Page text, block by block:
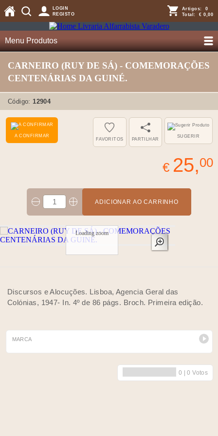
LOGIN
REGISTO
Artigos: 0
Total: € 0,00
Menu Produtos
CARNEIRO (RUY DE SÁ) - COMEMORAÇÕES
CENTENÁRIAS DA GUINÉ.
Código:12904
A CONFIRMAR SUGERIR
PARTILHAR
FAVORITOS
€ 25,00
ADICIONAR AO CARRINHO
Loading zoom
Discursos e Alocuções. Lisboa, Agencia Geral das
Colónias, 1947- In. 4º de 86 págs. Broch. Primeira edição.
MARCA